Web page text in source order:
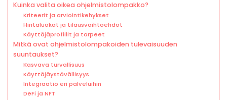
Kuinka valita oikea ohjelmistolompakko?
Kriteerit ja arviointikehykset
Hintaluokat ja tilausvaihtoehdot
Käyttäjäprofiilit ja tarpeet
Mitkä ovat ohjelmistolompakoiden tulevaisuuden
suuntaukset?
Kasvava turvallisuus
Käyttäjäystävällisyys
Integraatio eri palveluihin
DeFi ja NFT